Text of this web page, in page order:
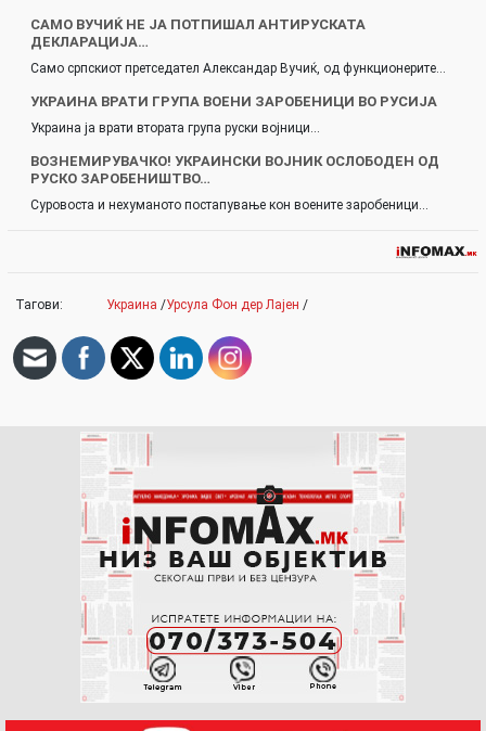
САМО ВУЧИЌ НЕ ЈА ПОТПИШАЛ АНТИРУСКАТА
ДЕКЛАРАЦИЈА…
Само српскиот претседател Александар Вучиќ, од функционерите…
УКРАИНА ВРАТИ ГРУПА ВОЕНИ ЗАРОБЕНИЦИ ВО РУСИЈА
Украина ја врати втората група руски војници…
ВОЗНЕМИРУВАЧКО! УКРАИНСКИ ВОЈНИК ОСЛОБОДЕН ОД
РУСКО ЗАРОБЕНИШТВО…
Суровоста и нехуманото постапување кон воените заробеници…
Тагови: Украина /Урсула Фон дер Лајен /